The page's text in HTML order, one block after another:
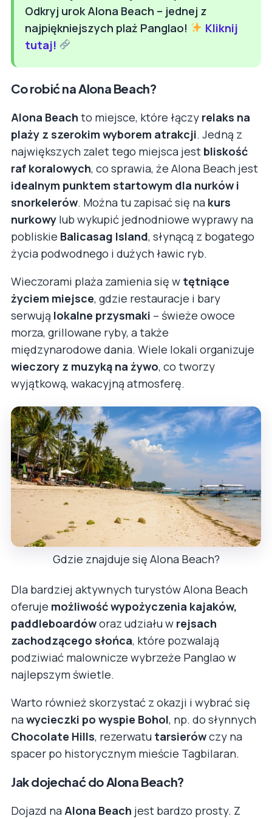
Odkryj urok Alona Beach – jednej z
najpiękniejszych plaż Panglao!
Kliknij
tutaj!
Co robić na Alona Beach?
Alona Beach to miejsce, które łączy relaks na
plaży z szerokim wyborem atrakcji. Jedną z
największych zalet tego miejsca jest bliskość
raf koralowych, co sprawia, że Alona Beach jest
idealnym punktem startowym dla nurków i
snorkelerów. Można tu zapisać się na kurs
nurkowy lub wykupić jednodniowe wyprawy na
pobliskie Balicasag Island, słynącą z bogatego
życia podwodnego i dużych ławic ryb.
Wieczorami plaża zamienia się w tętniące
życiem miejsce, gdzie restauracje i bary
serwują lokalne przysmaki – świeże owoce
morza, grillowane ryby, a także
międzynarodowe dania. Wiele lokali organizuje
wieczory z muzyką na żywo, co tworzy
wyjątkową, wakacyjną atmosferę.
Gdzie znajduje się Alona Beach?
Dla bardziej aktywnych turystów Alona Beach
oferuje możliwość wypożyczenia kajaków,
paddleboardóworaz udziału w rejsach
zachodzącego słońca, które pozwalają
podziwiać malownicze wybrzeże Panglao w
najlepszym świetle.
Warto również skorzystać z okazji i wybrać się
nawycieczki po wyspie Bohol, np. do słynnych
Chocolate Hills, rezerwatu tarsierówczy na
spacer po historycznym mieście Tagbilaran.
Jak dojechać do Alona Beach?
Dojazd naAlona Beach jest bardzo prosty. Z